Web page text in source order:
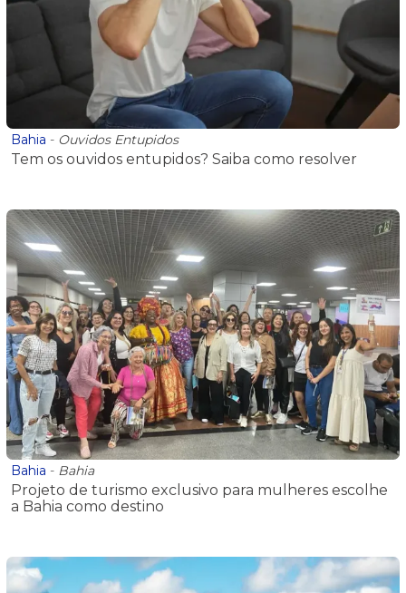
Bahia - Ouvidos Entupidos
Tem os ouvidos entupidos? Saiba como resolver
Bahia - Bahia
Projeto de turismo exclusivo para mulheres escolhe
a Bahia como destino